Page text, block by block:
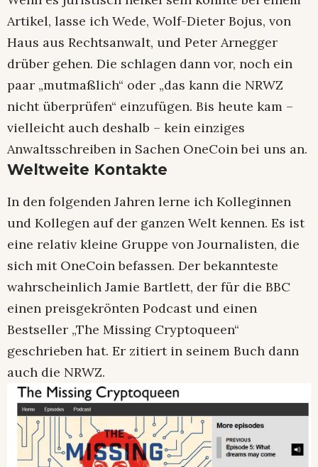
Artikel, lasse ich Wede, Wolf-Dieter Bojus, von
Haus aus Rechtsanwalt, und Peter Arnegger
drüber gehen. Die schlagen dann vor, noch ein
paar „mutmaßlich“ oder „das kann die NRWZ
nicht überprüfen“ einzufügen. Bis heute kam –
vielleicht auch deshalb – kein einziges
Anwaltsschreiben in Sachen OneCoin bei uns an.
Weltweite Kontakte
In den folgenden Jahren lerne ich Kolleginnen
und Kollegen auf der ganzen Welt kennen. Es ist
eine relativ kleine Gruppe von Journalisten, die
sich mit OneCoin befassen. Der bekannteste
wahrscheinlich Jamie Bartlett, der für die BBC
einen preisgekrönten Podcast und einen
Bestseller „The Missing Cryptoqueen“
geschrieben hat. Er zitiert in seinem Buch dann
auch die NRWZ.